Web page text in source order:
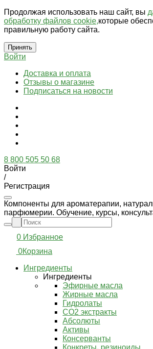
Продолжая использовать наш сайт, вы
обработку файлов cookie,которые
правильную работу сайта.
Принять
Войти
Доставка и оплата
Отзывы о магазине
Подписаться на новости
8 800 505 50 68
Войти
/
Регистрация
Компоненты для ароматерапии,
парфюмерии. Обучение, курсы,
0 Избранное
0Корзина
Ингредиенты
Ингредиенты
Эфирные масла
Жирные масла
Гидролаты
СО2 экстракты
Абсолюты
Активы
Консерванты
Конкреты, резиноиды